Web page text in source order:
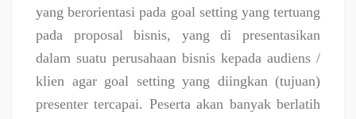
yang berorientasi pada goal setting yang tertuang
pada proposal bisnis, yang di presentasikan
dalam suatu perusahaan bisnis kepada audiens /
klien agar goal setting yang diingkan (tujuan)
presenter tercapai. Peserta akan banyak berlatih